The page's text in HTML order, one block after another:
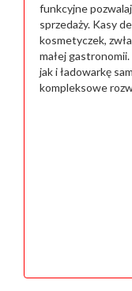
funkcyjne
sprzedaży. Kasy
kosmetyczek,
małej
jak i ładowarkę
kompleksowe